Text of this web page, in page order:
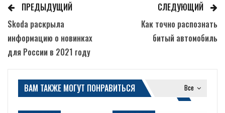
ПРЕДЫДУЩИЙ
Skoda раскрыла
информацию о новинках
для России в 2021 году
СЛЕДУЮЩИЙ
Как точно распознать
битый автомобиль
Все
ВАМ ТАКЖЕ МОГУТ ПОНРАВИТЬСЯ